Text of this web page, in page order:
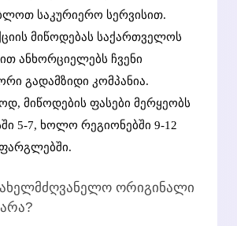
საკურიერო სერვისით.
მიწოდებას საქართველოს
ანხორციელებს ჩვენი
გადამზიდი კომპანია.
მიწოდების ფასები მერყეობს
5-7, ხოლო რეგიონებში 9-12
ორიგინალი